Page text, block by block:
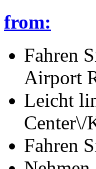
from:
Fahren
Airport
Leicht
Center\/
Fahren